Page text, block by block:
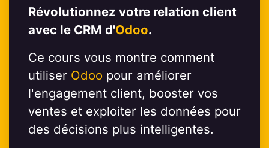
Révolutionnez votre relation client
avec le CRM d'Odoo.
Ce cours vous montre comment
utiliser Odoo pour améliorer
l'engagement client, booster vos
ventes et exploiter les données pour
des décisions plus intelligentes.